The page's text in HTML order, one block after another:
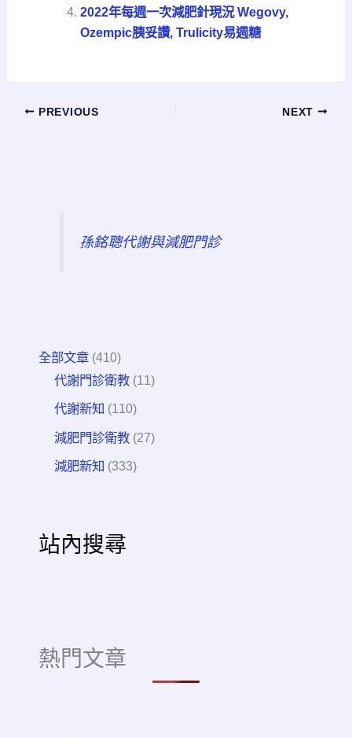
2022年每週一次減肥針現況 Wegovy,
Ozempic胰妥讚, Trulicity易週糖
PREVIOUS NEXT
孫銘聰代謝與減肥門診
全部文章 (410)
代謝門診衛教 (11)
代謝新知 (110)
減肥門診衛教 (27)
減肥新知 (333)
站內搜尋
熱門文章